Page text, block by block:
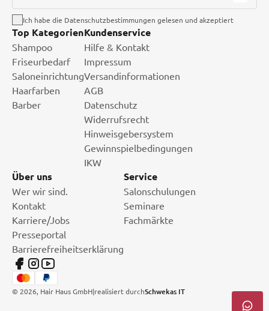
Ich habe die Datenschutzbestimmungen gelesen und akzeptiert
Top Kategorien
Shampoo
Friseurbedarf
Saloneinrichtung
Haarfarben
Barber
Kundenservice
Hilfe & Kontakt
Impressum
Versandinformationen
AGB
Datenschutz
Widerrufsrecht
Hinweisgebersystem
Gewinnspielbedingungen
IKW
Über uns
Wer wir sind.
Kontakt
Karriere/Jobs
Presseportal
Barrierefreiheitserklärung
Service
Salonschulungen
Seminare
Fachmärkte
© 2026, Hair Haus GmbH|realisiert durchSchwekas IT